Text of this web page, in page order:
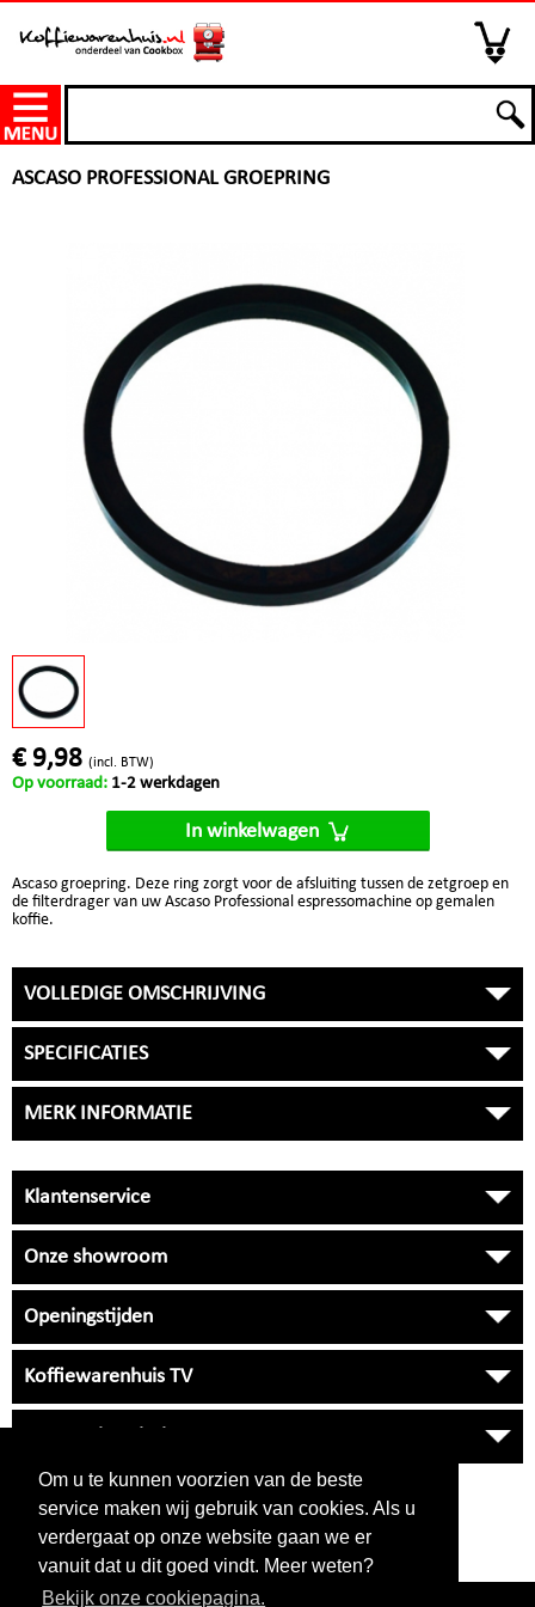
Om u te kunnen voorzien van de beste
service maken wij gebruik van cookies. Als u
verdergaat op onze website gaan we er
vanuit dat u dit goed vindt. Meer weten?
Bekijk onze cookiepagina.
ASCASO PROFESSIONAL GROEPRING
€ 9,98 (incl. BTW)
Op voorraad: 1-2 werkdagen
In winkelwagen
Ascaso groepring. Deze ring zorgt voor de afsluiting tussen de zetgroep en
de filterdrager van uw Ascaso Professional espressomachine op gemalen
koffie.
VOLLEDIGE OMSCHRIJVING
SPECIFICATIES
MERK INFORMATIE
Klantenservice
Onze showroom
Openingstijden
Koffiewarenhuis TV
VRAGEN?
038 33 34 530
klantenservice NIET BEREIKBAAR